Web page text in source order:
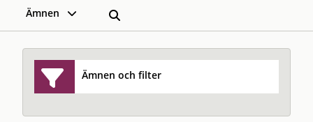
Ämnen
Ämnen och filter